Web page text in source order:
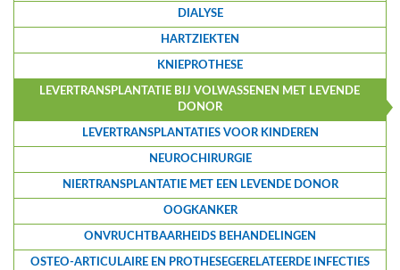
DIALYSE
HARTZIEKTEN
KNIEPROTHESE
LEVERTRANSPLANTATIE BIJ VOLWASSENEN MET LEVENDE
DONOR
LEVERTRANSPLANTATIES VOOR KINDEREN
NEUROCHIRURGIE
NIERTRANSPLANTATIE MET EEN LEVENDE DONOR
OOGKANKER
ONVRUCHTBAARHEIDS BEHANDELINGEN
OSTEO-ARTICULAIRE EN PROTHESEGERELATEERDE INFECTIES